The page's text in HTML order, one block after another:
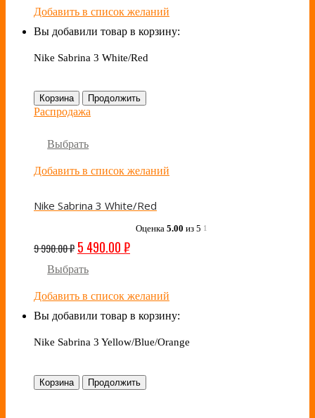
Добавить в список желаний
Вы добавили товар в корзину:
Nike Sabrina 3 White/Red
Корзина Продолжить
Распродажа
Выбрать
Добавить в список желаний
Nike Sabrina 3 White/Red
Оценка 5.00 из 5 1
9 990.00₽ 5 490.00₽
Выбрать
Добавить в список желаний
Вы добавили товар в корзину:
Nike Sabrina 3 Yellow/Blue/Orange
Корзина Продолжить